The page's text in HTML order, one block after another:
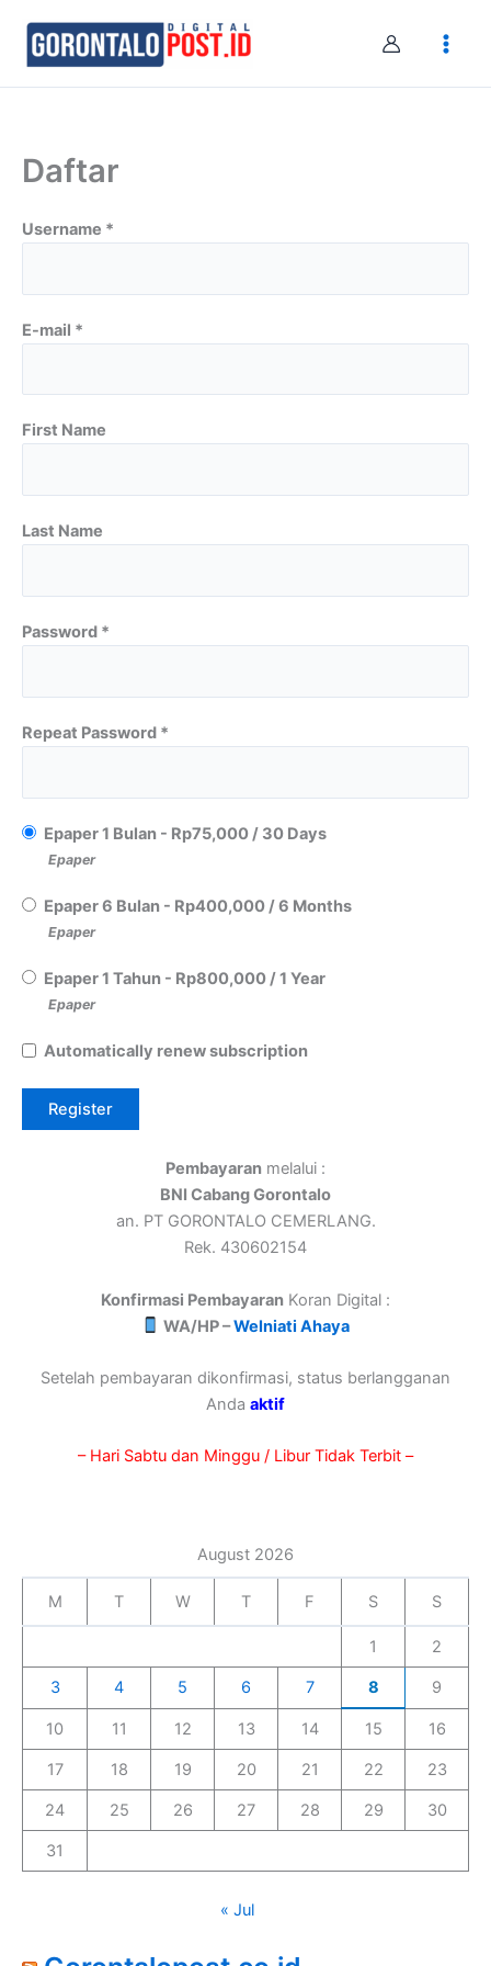
content
Daftar
Username *
E-mail *
First Name
Last Name
Password *
Repeat Password *
Epaper 1 Bulan - Rp75,000/ 30 Days
Epaper
Epaper 6 Bulan - Rp400,000/6 Months
Epaper
Epaper 1 Tahun - Rp800,000/1 Year
Epaper
Automatically renew subscription
Pembayaran melalui :
BNI Cabang Gorontalo
an. PT GORONTALO CEMERLANG.
Rek. 430602154
Konfirmasi Pembayaran Koran Digital :
WA/HP –Welniati Ahaya
Setelah pembayaran dikonfirmasi, status berlangganan
Anda aktif
– Hari Sabtu dan Minggu / Libur Tidak Terbit –
August 2026
M T W T F S S
1 2
3 4 5 6 7 8 9
10 11 12 13 14 15 16
17 18 19 20 21 22 23
24 25 26 27 28 29 30
31
« Jul